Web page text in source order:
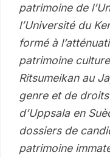
patrimoine de
l’Université du
formé à
patrimoine
Ritsumeikan au
genre et de droits
d’Uppsala en
dossiers de
patrimoine